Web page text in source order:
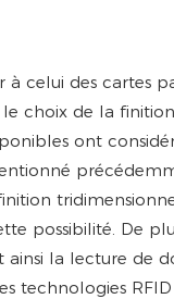
à celui des cartes
choix de la
ont
possibilité. De
la lecture de
technologies